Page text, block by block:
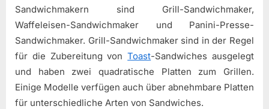
Sandwichmakern sind Grill-Sandwichmaker,
Waffeleisen-Sandwichmaker und Panini-Presse-
Sandwichmaker. Grill-Sandwichmaker sind in der Regel
für die Zubereitung vonToast-Sandwiches ausgelegt
und haben zwei quadratische Platten zum Grillen.
Einige Modelle verfügen auch über abnehmbare Platten
für unterschiedliche Arten von Sandwiches.